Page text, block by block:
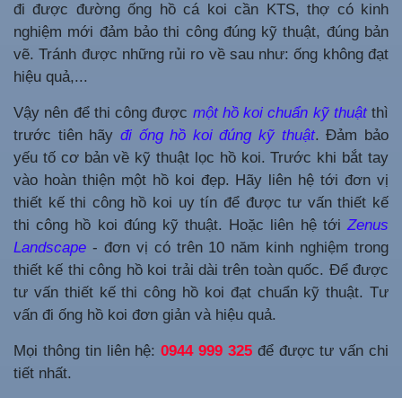
đi được đường ống hồ cá koi cần KTS, thợ có kinh
nghiệm mới đảm bảo thi công đúng kỹ thuật, đúng bản
vẽ. Tránh được những rủi ro về sau như: ống không đạt
hiệu quả,...
Vậy nên để thi công được một hồ koi chuẩn kỹ thuậtthì
trước tiên hãy đi ống hồ koi đúng kỹ thuật. Đảm bảo
yếu tố cơ bản về kỹ thuật lọc hồ koi. Trước khi bắt tay
vào hoàn thiện một hồ koi đẹp. Hãy liên hệ tới đơn vị
thiết kế thi công hồ koi uy tín để được tư vấn thiết kế
thi công hồ koi đúng kỹ thuật. Hoặc liên hệ tới Zenus
Landscape - đơn vị có trên 10 năm kinh nghiệm trong
thiết kế thi công hồ koi trải dài trên toàn quốc. Để được
tư vấn thiết kế thi công hồ koi đạt chuẩn kỹ thuật. Tư
vấn đi ống hồ koi đơn giản và hiệu quả.
Mọi thông tin liên hệ:0944 999 325 để được tư vấn chi
tiết nhất.